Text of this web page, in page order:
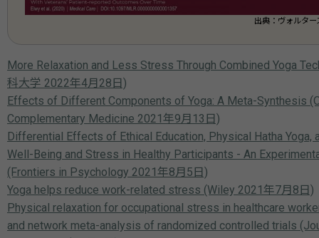
出典：ヴォルタ
More Relaxation and Less Stress Through Combined Yoga
科大学 2022年4月28日)
Effects of Different Components of Yoga: A Meta-Synthesis
Complementary Medicine 2021年9月13日)
Differential Effects of Ethical Education, Physical Hatha Yoga,
Well-Being and Stress in Healthy Participants - An
(Frontiers in Psychology 2021年8月5日)
Yoga helps reduce work-related stress (Wiley 2021年7月8日)
Physical relaxation for occupational stress in healthcare
and network meta-analysis of randomized controlled trials